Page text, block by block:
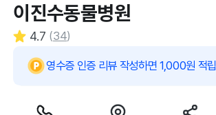
이진수동물병원
4.7 (34)
영수증 인증 리뷰 작성하면 1,000원 적립